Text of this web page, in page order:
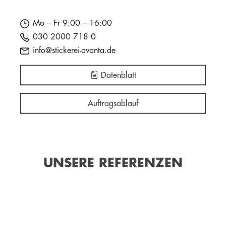
Mo – Fr 9:00 – 16:00
030 2000 718 0
info@stickerei-avanta.de
Datenblatt
Auftragsablauf
UNSERE REFERENZEN